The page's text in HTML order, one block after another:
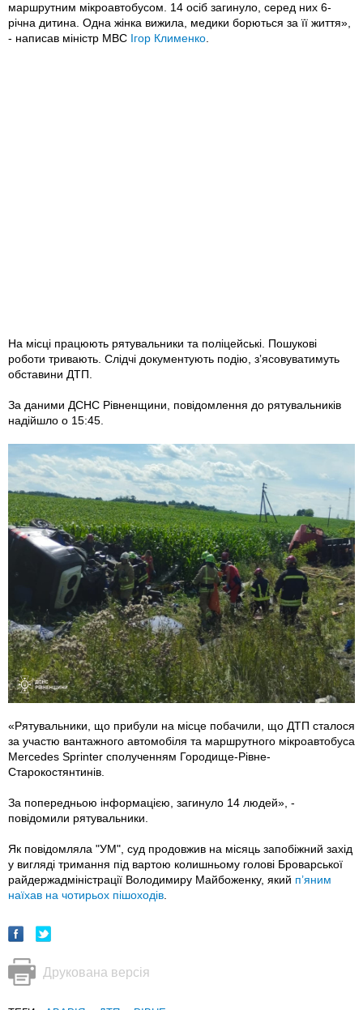
маршрутним мікроавтобусом. 14 осіб загинуло, серед них 6-
річна дитина. Одна жінка вижила, медики борються за її життя»,
- написав міністр МВС Ігор Клименко
На місці працюють рятувальники та поліцейські. Пошукові
роботи тривають. Слідчі документують подію, зʼясовуватимуть
обставини ДТП.
За даними ДСНС Рівненщини, повідомлення до рятувальників
надійшло о 15:45.
«Рятувальники, що прибули на місце побачили, що ДТП сталося
за участю вантажного автомобіля та маршрутного мікроавтобуса
Mercedes Sprinter сполученням Городище-Рівне-
Старокостянтинів.
За попередньою інформацією, загинуло 14 людей», -
повідомили рятувальники.
Як повідомляла "УМ", суд продовжив на місяць запобіжний захід
у вигляді тримання під вартою колишньому голові Броварської
райдержадміністрації Володимиру Майбоженку, який п’яним
наїхав на чотирьох пішоходів
Друкована версія